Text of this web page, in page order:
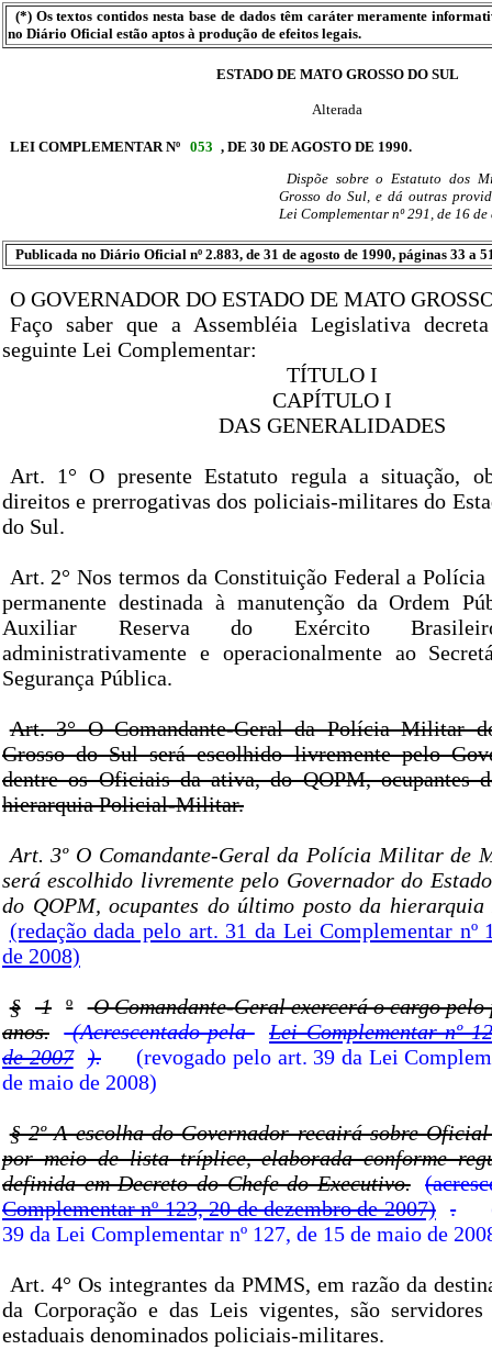
(*) Os textos contidos nesta base de dados têm caráter meramente
no Diário Oficial estão aptos à produção de efeitos legais.
ESTADO DE MATO GROSSO DO SUL
Alterada
LEI COMPLEMENTAR Nº 053 , DE 30 DE AGOSTO DE 1990.
Dispõe sobre o Estatuto dos
Grosso do Sul, e dá outras
Lei Complementar nº 291, de 16
Publicada no Diário Oficial nº 2.883, de 31 de agosto de 1990, páginas 33 a
O GOVERNADOR DO ESTADO DE MATO
Faço saber que a Assembléia Legislativa
seguinte Lei Complementar:
TÍTULO I
CAPÍTULO I
DAS GENERALIDADES
Art. 1° O presente Estatuto regula a situação,
direitos e prerrogativas dos policiais-militares do
do Sul.
Art. 2° Nos termos da Constituição Federal a
permanente destinada à manutenção da Ordem
Auxiliar Reserva do Exército
administrativamente e operacionalmente ao
Segurança Pública.
Art. 3° O Comandante-Geral da Polícia Militar
Grosso do Sul será escolhido livremente pelo
dentre os Oficiais da ativa, do QOPM, ocupantes
hierarquia Policial-Militar.
Art. 3º O Comandante-Geral da Polícia Militar de
será escolhido livremente pelo Governador do
do QOPM, ocupantes do último posto da
(redação dada pelo art. 31 da Lei Complementar nº
de 2008)
§ 1 º
O Comandante-Geral exercerá o cargo pelo
anos.
(Acrescentado pela
Lei Complementar nº
de 2007
).
(revogado pelo art. 39 da Lei
de maio de 2008)
§ 2º A escolha do Governador recairá sobre
por meio de lista tríplice, elaborada conforme
definida em Decreto do Chefe do Executivo.
Complementar nº 123, 20 de dezembro de 2007)
.
39 da Lei Complementar nº 127, de 15 de maio de
Art. 4° Os integrantes da PMMS, em razão da
da Corporação e das Leis vigentes, são
estaduais denominados policiais-militares.